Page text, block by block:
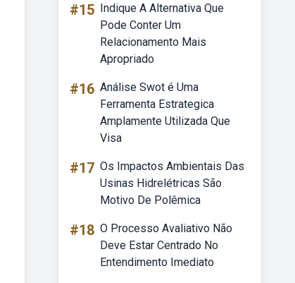
#15 Indique A Alternativa Que
Pode Conter Um
Relacionamento Mais
Apropriado
#16 Análise Swot é Uma
Ferramenta Estrategica
Amplamente Utilizada Que
Visa
#17 Os Impactos Ambientais Das
Usinas Hidrelétricas São
Motivo De Polêmica
#18 O Processo Avaliativo Não
Deve Estar Centrado No
Entendimento Imediato